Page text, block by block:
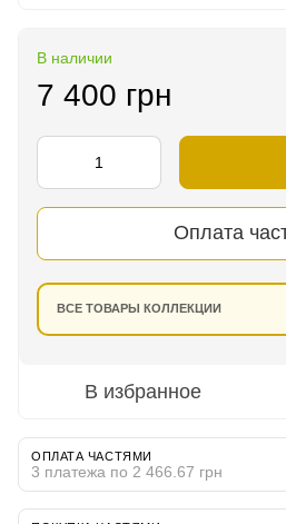
В наличии
7 400 грн
Оплата
ВСЕ ТОВАРЫ КОЛЛЕКЦИИ
В избранное
ОПЛАТА ЧАСТЯМИ
3 платежа по 2 466.67 грн